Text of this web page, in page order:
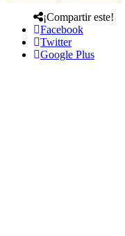
¡Compartir este!
Facebook
Twitter
Google Plus